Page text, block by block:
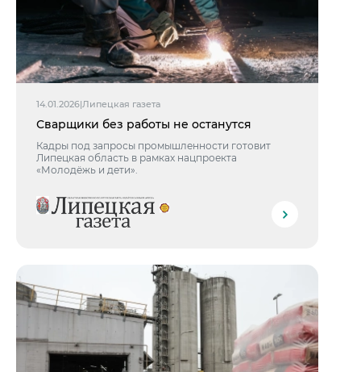
14.01.2026|Липецкая газета
Сварщики без работы не останутся
Кадры под запросы промышленности готовит
Липецкая область в рамках нацпроекта
«Молодёжь и дети».